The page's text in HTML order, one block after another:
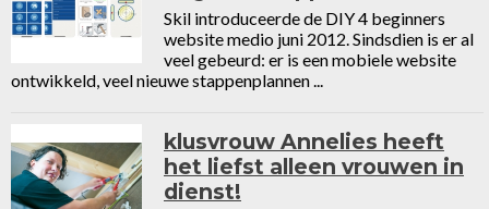
Skil introduceerde de DIY 4 beginners
website medio juni 2012. Sindsdien is er al
veel gebeurd: er is een mobiele website
ontwikkeld, veel nieuwe stappenplannen ...
klusvrouw Annelies heeft
het liefst alleen vrouwen in
dienst!